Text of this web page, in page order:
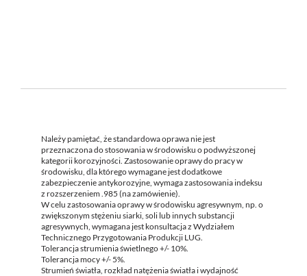
Należy pamiętać, że standardowa oprawa nie jest
przeznaczona do stosowania w środowisku o podwyższonej
kategorii korozyjności. Zastosowanie oprawy do pracy w
środowisku, dla którego wymagane jest dodatkowe
zabezpieczenie antykorozyjne, wymaga zastosowania indeksu
z rozszerzeniem .985 (na zamówienie).
W celu zastosowania oprawy w środowisku agresywnym, np. o
zwiększonym stężeniu siarki, soli lub innych substancji
agresywnych, wymagana jest konsultacja z Wydziałem
Technicznego Przygotowania Produkcji LUG.
Tolerancja strumienia świetlnego +/- 10%.
Tolerancja mocy +/- 5%.
Strumień światła, rozkład natężenia światła i wydajność